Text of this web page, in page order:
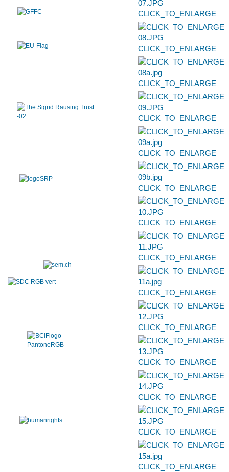
CLICK_TO_ENLARGE
CLICK_TO_ENLARGE
CLICK_TO_ENLARGE
CLICK_TO_ENLARGE
CLICK_TO_ENLARGE
CLICK_TO_ENLARGE
CLICK_TO_ENLARGE
CLICK_TO_ENLARGE
CLICK_TO_ENLARGE
CLICK_TO_ENLARGE
CLICK_TO_ENLARGE
CLICK_TO_ENLARGE
CLICK_TO_ENLARGE
CLICK_TO_ENLARGE